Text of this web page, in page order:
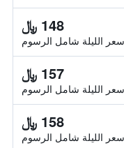
148 ﷼
سعر الليلة شامل الرسوم
157 ﷼
سعر الليلة شامل الرسوم
158 ﷼
سعر الليلة شامل الرسوم